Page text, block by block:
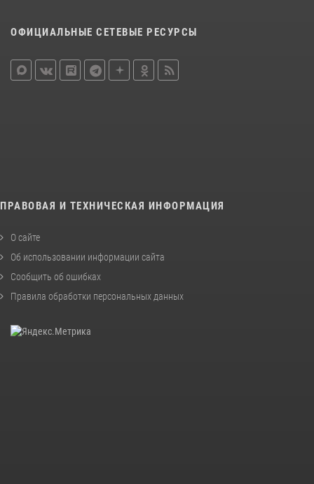
ОФИЦИАЛЬНЫЕ СЕТЕВЫЕ РЕСУРСЫ
ПРАВОВАЯ И ТЕХНИЧЕСКАЯ ИНФОРМАЦИЯ
О сайте
Об использовании информации сайта
Сообщить об ошибках
Правила обработки персональных данных